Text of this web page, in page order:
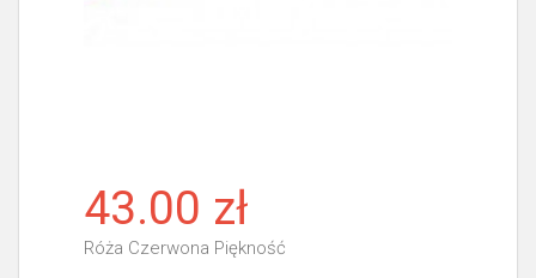
43.00 zł
Róża Czerwona Piękność